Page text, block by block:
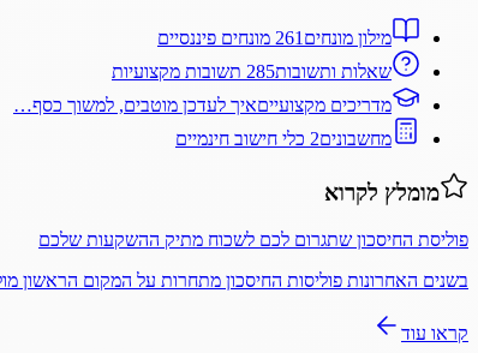
מילון מונחים 261 מונחים פיננסיים
שאלות ותשובות285 תשובות מקצועיות
מדריכים מקצועייםאיך לעדכן מוטבים, למשוך כסף…
מחשבונים2 כלי חישוב חינמיים
מומלץ לקרוא
פוליסת החיסכון שתגרום לכם לשכוח מתיק ההשקעות שלכם
בשנים האחרונות פוליסות החיסכון מתחרות על המקום הראשון
קראו עוד